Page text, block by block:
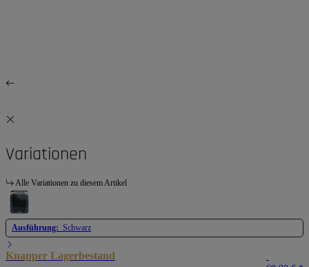
Variationen
Alle Variationen zu diesem Artikel
Ausführung: Schwarz
Knapper Lagerbestand